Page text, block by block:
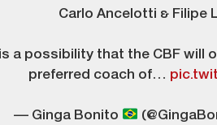
Carlo Ancelotti & Filipe
a possibility that the CBF will
preferred coach of…
— Ginga Bonito